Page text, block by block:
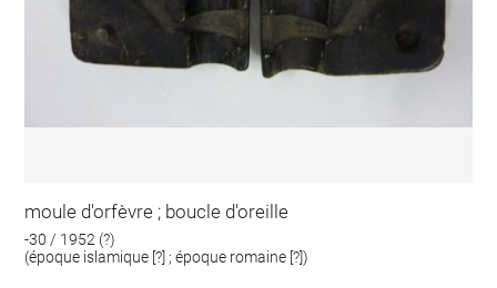
moule d'orfèvre ; boucle d'oreille
-30 / 1952 (?)
(époque islamique [?] ; époque romaine [?])